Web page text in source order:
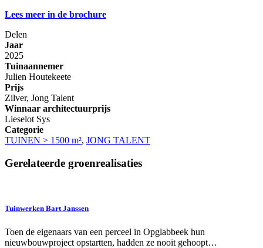
Lees meer in de brochure
Delen
Jaar
2025
Tuinaannemer
Julien Houtekeete
Prijs
Zilver, Jong Talent
Winnaar architectuurprijs
Lieselot Sys
Categorie
TUINEN > 1500 m², JONG TALENT
Gerelateerde groenrealisaties
Tuinwerken Bart Janssen
Toen de eigenaars van een perceel in Opglabbeek hun
nieuwbouwproject opstartten, hadden ze nooit gehoopt…